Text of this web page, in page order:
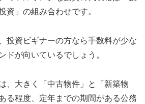
資」の組み合わせです。
投資ビギナーの方なら手数料が少な
ドが向いているでしょう。
、大きく「中古物件」と「新築物
る程度、定年までの期間がある公務